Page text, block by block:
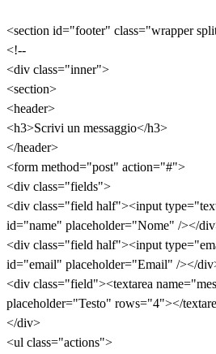
<section id="footer" class="wrapper
<!--
<div class="inner">
<section>
<header>
<h3>Scrivi un messaggio</h3>
</header>
<form method="post" action="#">
<div class="fields">
<div class="field half"><input
id="name" placeholder="Nome" /></
<div class="field half"><input
id="email" placeholder="Email" /></
<div class="field"><textarea
placeholder="Testo" rows="4"></
</div>
<ul class="actions">